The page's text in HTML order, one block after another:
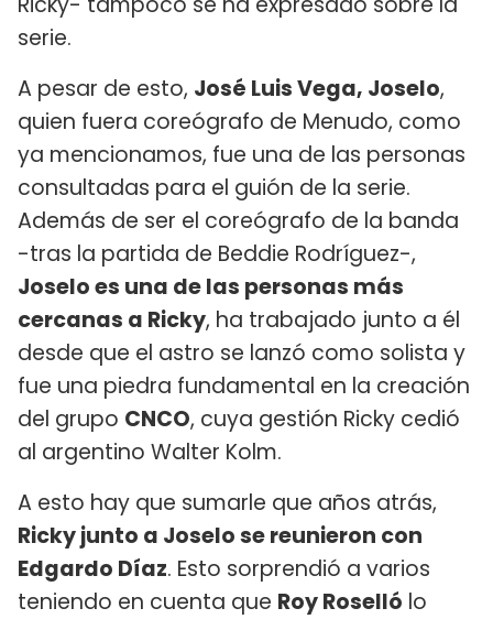
serie.
A pesar de esto, José Luis Vega, Joselo,
quien fuera coreógrafo de Menudo, como
ya mencionamos, fue una de las personas
consultadas para el guión de la serie.
Además de ser el coreógrafo de la banda
-tras la partida de Beddie Rodríguez-,
Joselo es una de las personas más
cercanas a Ricky, ha trabajado junto a él
desde que el astro se lanzó como solista y
fue una piedra fundamental en la creación
del grupo CNCO, cuya gestión Ricky cedió
al argentino Walter Kolm.
A esto hay que sumarle que años atrás,
Ricky junto a Joselo se reunieron con
Edgardo Díaz. Esto sorprendió a varios
teniendo en cuenta que Roy Roselló lo